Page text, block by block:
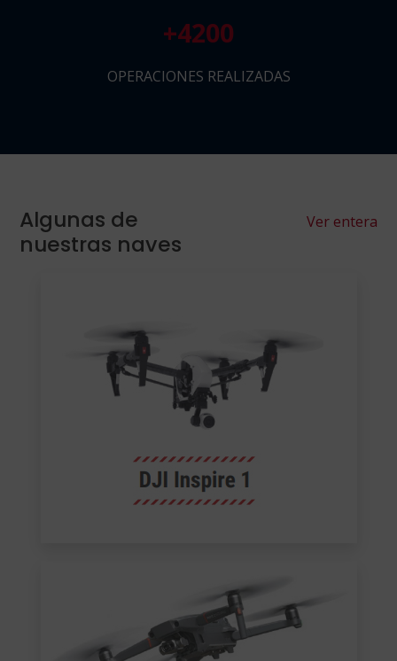
+4200
OPERACIONES REALIZADAS
Algunas de
nuestras naves
Ver entera